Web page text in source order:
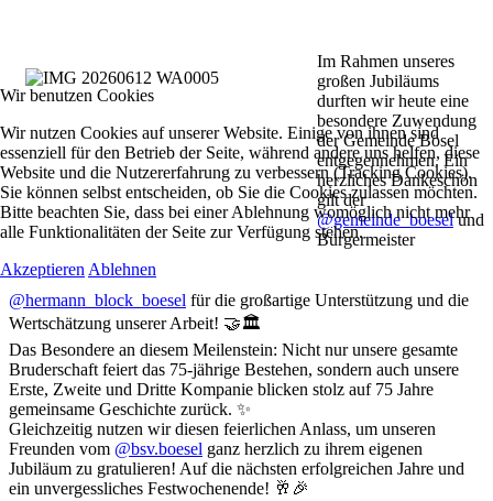
Im Rahmen unseres
großen Jubiläums
durften wir heute eine
besondere Zuwendung
der Gemeinde Bösel
entgegennehmen. Ein
herzliches Dankeschön
gilt der
@gemeinde_boeselund
Bürgermeister
@hermann_block_boesel für die großartige Unterstützung und die
Wertschätzung unserer Arbeit! 🤝🏛️
Das Besondere an diesem Meilenstein: Nicht nur unsere gesamte
Bruderschaft feiert das 75-jährige Bestehen, sondern auch unsere
Erste, Zweite und Dritte Kompanie blicken stolz auf 75 Jahre
gemeinsame Geschichte zurück. ✨
Gleichzeitig nutzen wir diesen feierlichen Anlass, um unseren
Freunden vom @bsv.boesel ganz herzlich zu ihrem eigenen
Jubiläum zu gratulieren! Auf die nächsten erfolgreichen Jahre und
ein unvergessliches Festwochenende! 🥂🎉
Wir benutzen Cookies
Wir nutzen Cookies auf unserer Website. Einige von ihnen sind
essenziell für den Betrieb der Seite, während andere uns helfen, diese
Website und die Nutzererfahrung zu verbessern (Tracking Cookies).
Sie können selbst entscheiden, ob Sie die Cookies zulassen möchten.
Bitte beachten Sie, dass bei einer Ablehnung womöglich nicht mehr
alle Funktionalitäten der Seite zur Verfügung stehen.
Akzeptieren Ablehnen